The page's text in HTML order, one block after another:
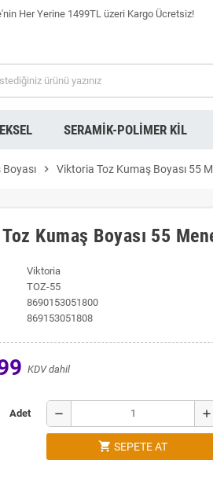
Her Yerine 1499TL üzeri Kargo Ücretsiz!
SERAMIK-POLIMER KIL
chevron_right Viktoria Toz Kumaş Boyası 55
Kumaş Boyası 55
Viktoria
TOZ-55
8690153051800
869153051808
KDV dahil
Adet remove add
shopping_cart SEPETE AT